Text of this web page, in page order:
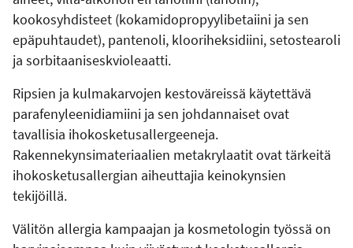
kookosyhdisteet (kokamidopropyylibetaiini ja sen
epäpuhtaudet), pantenoli, klooriheksidiini, setostearoli
ja sorbitaaniseskvioleaatti.
Ripsien ja kulmakarvojen kestoväreissä käytettävä
parafenyleenidiamiini ja sen johdannaiset ovat
tavallisia ihokosketusallergeeneja.
Rakennekynsimateriaalien metakrylaatit ovat tärkeitä
ihokosketusallergian aiheuttajia keinokynsien
tekijöillä.
Välitön allergia kampaajan ja kosmetologin työssä on